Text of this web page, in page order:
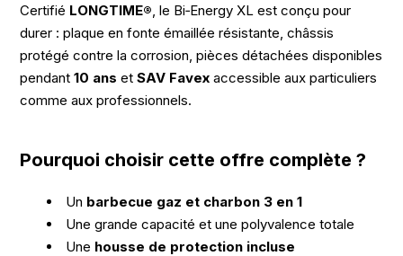
Certifié LONGTIME® , le Bi‑Energy XL est conçu pour
durer : plaque en fonte émaillée résistante, châssis
protégé contre la corrosion, pièces détachées disponibles
pendant10 ans etSAV Favex accessible aux particuliers
comme aux professionnels.
Pourquoi choisir cette offre complète ?
Un barbecue gaz et charbon 3 en 1
Une grande capacité et une polyvalence totale
Une housse de protection incluse